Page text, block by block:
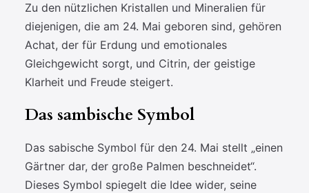
Zu den nützlichen Kristallen und Mineralien für
diejenigen, die am 24. Mai geboren sind, gehören
Achat, der für Erdung und emotionales
Gleichgewicht sorgt, und Citrin, der geistige
Klarheit und Freude steigert.
Das sambische Symbol
Das sabische Symbol für den 24. Mai stellt „einen
Gärtner dar, der große Palmen beschneidet“.
Dieses Symbol spiegelt die Idee wider, seine